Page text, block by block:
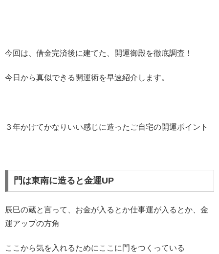
今回は、借金完済後に建てた、開運御殿を徹底調査！
今日から真似できる開運術を早速紹介します。
３年かけてかなりいい感じに造ったご自宅の開運ポイント
門は東南に造ると金運UP
辰巳の蔵と言って、お金が入るとか仕事運が入るとか、金
運アップの方角
ここから気を入れるためにここに門をつくっている